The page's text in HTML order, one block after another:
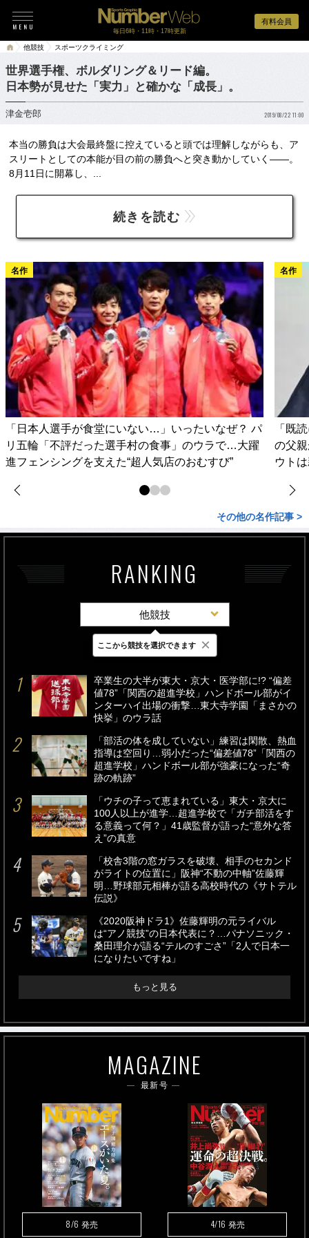
有料会員
毎日6時・11時・17時更新
他競技 スポーツクライミング
世界選手権、ボルダリング＆リード編。
日本勢が見せた「実力」と確かな「成長」。
津金壱郎 2019/08/22 11:00
本当の勝負は大会最終盤に控えていると頭では理解しながらも、ア
スリートとしての本能が目の前の勝負へと突き動かしていく――。
8月11日に開幕し、...
続きを読む
名作
「日本人選手が食堂にいない…」いったいなぜ？ パ
リ五輪「不評だった選手村の食事」のウラで…大躍
進フェンシングを支えた“超人気店のおむすび”
名作
「既
の父
ウト
その他の名作記事 >
RANKING
他競技
最新 24時間 週間
卒業生の大半が東大・京大・医学部に!? “偏差
値78”「関西の超進学校」ハンドボール部がイ
ンターハイ出場の衝撃…東大寺学園「まさかの
快挙」のウラ話
「部活の体を成していない」練習は閑散、熱血
指導は空回り…弱小だった“偏差値78”「関西の
超進学校」ハンドボール部が強豪になった“奇
跡の軌跡”
「ウチの子って恵まれている」東大・京大に
100人以上が進学…超進学校で「ガチ部活をす
る意義って何？」41歳監督が語った“意外な答
え”の真意
「校舎3階の窓ガラスを破壊、相手のセカンド
がライトの位置に」阪神“不動の中軸”佐藤輝
明…野球部元相棒が語る高校時代の《サトテル
伝説》
《2020阪神ドラ1》佐藤輝明の元ライバル
は“アノ競技”の日本代表に？…パナソニック・
桑田理介が語る“テルのすごさ”「2人で日本一
になりたいですね」
もっと見る
MAGAZINE
最新号
8/6 発売 4/16 発売
ここから競技を選択できます ×